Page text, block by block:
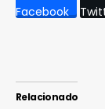
Facebook
Relacionado